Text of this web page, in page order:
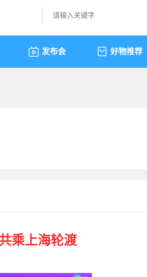
发布会 好物推荐
乘上海轮渡